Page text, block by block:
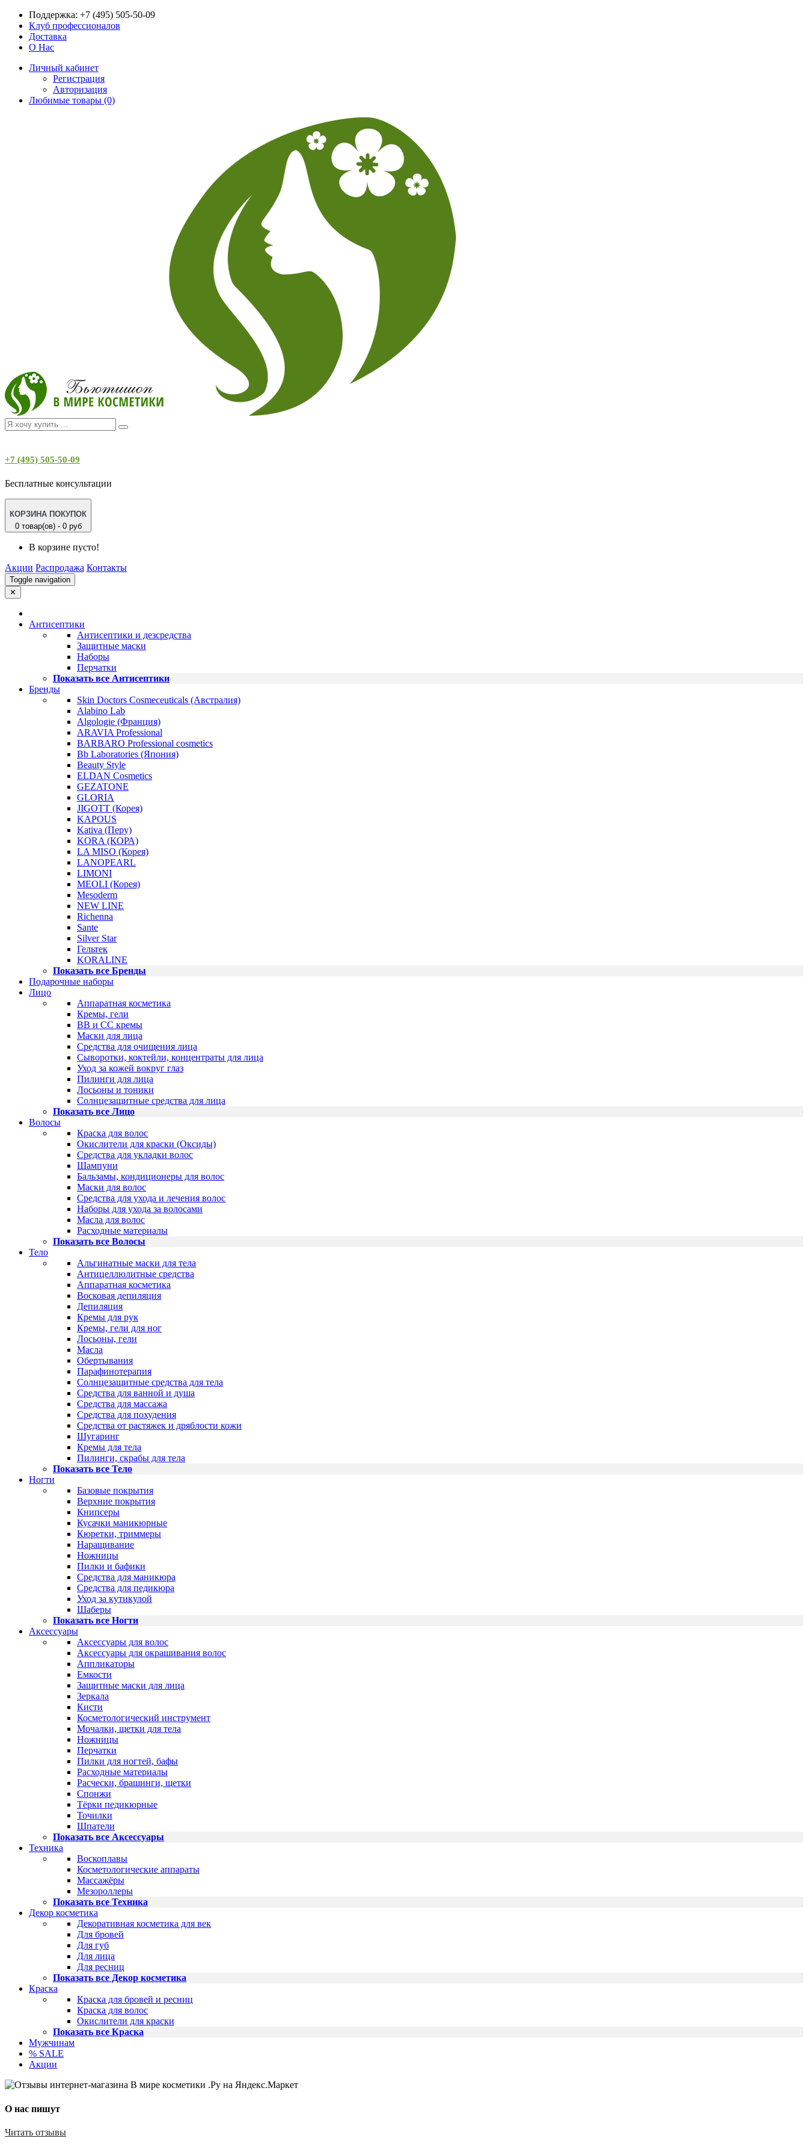
Поддержка: +7 (495) 505-50-09
Клуб профессионалов
Доставка
О Нас
Личный кабинет
Регистрация
Авторизация
Любимые товары (0)
+7 (495) 505-50-09
Бесплатные консультации
КОРЗИНА ПОКУПОК
0 товар(ов) - 0 руб
В корзине пусто!
Акции Распродажа Контакты
Toggle navigation
✕
Антисептики
Антисептики и дезсредства
Защитные маски
Наборы
Перчатки
Показать все Антисептики
Бренды
Skin Doctors Cosmeceuticals (Австралия)
Alabino Lab
Algologie (Франция)
ARAVIA Professional
BARBARO Professional cosmetics
Bb Laboratories (Япония)
Beauty Style
ELDAN Cosmetics
GEZATONE
GLORIA
JIGOTT (Корея)
KAPOUS
Kativa (Перу)
KORA (КОРА)
LA MISO (Корея)
LANOPEARL
LIMONI
MEOLI (Корея)
Mesoderm
NEW LINE
Richenna
Sante
Silver Star
Гельтек
KORALINE
Показать все Бренды
Подарочные наборы
Лицо
Аппаратная косметика
Кремы, гели
BB и CC кремы
Маски для лица
Средства для очищения лица
Сыворотки, коктейли, концентраты для лица
Уход за кожей вокруг глаз
Пилинги для лица
Лосьоны и тоники
Солнцезащитные средства для лица
Показать все Лицо
Волосы
Краска для волос
Окислители для краски (Оксиды)
Средства для укладки волос
Шампуни
Бальзамы, кондиционеры для волос
Маски для волос
Средства для ухода и лечения волос
Наборы для ухода за волосами
Масла для волос
Расходные материалы
Показать все Волосы
Тело
Альгинатные маски для тела
Антицеллюлитные средства
Аппаратная косметика
Восковая депиляция
Депиляция
Кремы для рук
Кремы, гели для ног
Лосьоны, гели
Масла
Обертывания
Парафинотерапия
Солнцезащитные средства для тела
Средства для ванной и душа
Средства для массажа
Средства для похудения
Средства от растяжек и дряблости кожи
Шугаринг
Кремы для тела
Пилинги, скрабы для тела
Показать все Тело
Ногти
Базовые покрытия
Верхние покрытия
Книпсеры
Кусачки маникюрные
Кюретки, триммеры
Наращивание
Ножницы
Пилки и бафики
Средства для маникюра
Средства для педикюра
Уход за кутикулой
Шаберы
Показать все Ногти
Аксессуары
Аксессуары для волос
Аксессуары для окрашивания волос
Аппликаторы
Емкости
Защитные маски для лица
Зеркала
Кисти
Косметологический инструмент
Мочалки, щетки для тела
Ножницы
Перчатки
Пилки для ногтей, бафы
Расходные материалы
Расчески, брашинги, щетки
Спонжи
Тёрки педикюрные
Точилки
Шпатели
Показать все Аксессуары
Техника
Воскоплавы
Косметологические аппараты
Массажёры
Мезороллеры
Показать все Техника
Декор косметика
Декоративная косметика для век
Для бровей
Для губ
Для лица
Для ресниц
Показать все Декор косметика
Краска
Краска для бровей и ресниц
Краска для волос
Окислители для краски
Показать все Краска
Мужчинам
% SALE
Акции
О нас пишут
Читать отзывы